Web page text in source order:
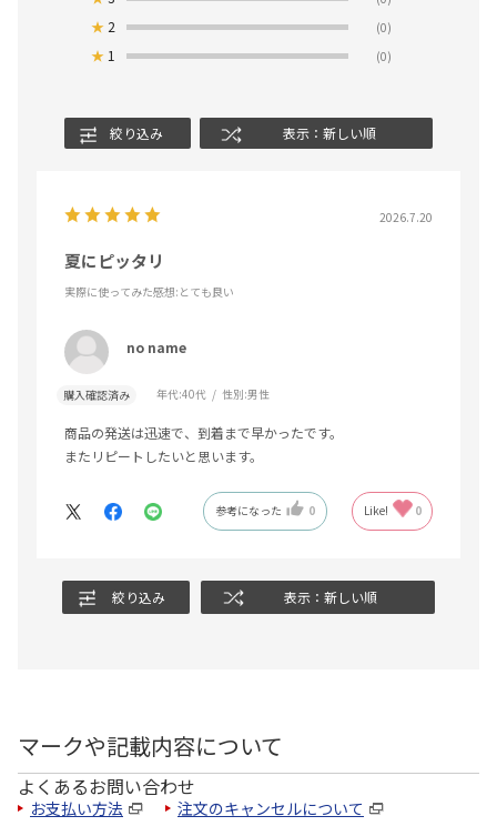
★ 2 (0)
★ 1 (0)
絞り込み 表示：新しい順
2026.7.20
夏にピッタリ
実際に使ってみた感想:とても良い
no name
購入確認済み 年代:40代 性別:男性
商品の発送は迅速で、到着まで早かったです。
またリピートしたいと思います。
参考になった 0 Like! 0
絞り込み 表示：新しい順
マークや記載内容について
よくあるお問い合わせ
お支払い方法 注文のキャンセルについて